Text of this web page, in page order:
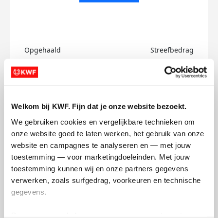
Welkom bij KWF. Fijn dat je onze website bezoekt.
We gebruiken cookies en vergelijkbare technieken om
onze website goed te laten werken, het gebruik van onze
website en campagnes te analyseren en — met jouw
toestemming — voor marketingdoeleinden. Met jouw
toestemming kunnen wij en onze partners gegevens
verwerken, zoals surfgedrag, voorkeuren en technische
gegevens.
Opgehaald Streefbedrag
Jort's badges